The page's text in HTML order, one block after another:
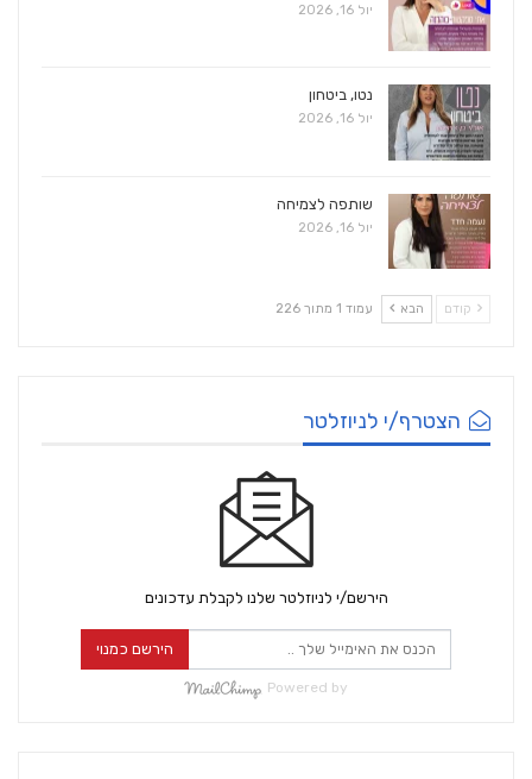
יול 16, 2026
נטו, ביטחון
יול 16, 2026
שותפה לצמיחה
יול 16, 2026
קודם הבא עמוד 1 מתוך 226
הצטרף/י לניוזלטר
הירשם/י לניוזלטר שלנו לקבלת עדכונים
הירשם כמנוי
Powered by